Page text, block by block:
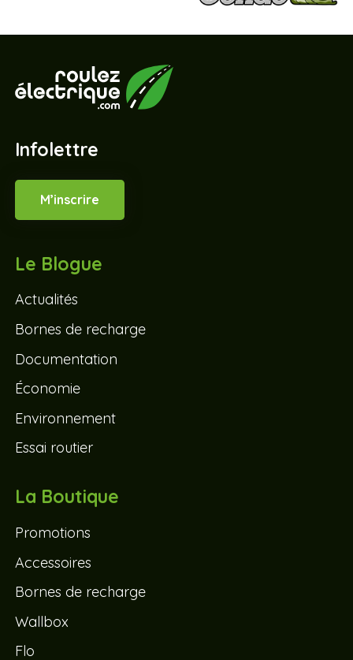
Infolettre
M’inscrire
Le Blogue
Actualités
Bornes de recharge
Documentation
Économie
Environnement
Essai routier
La Boutique
Promotions
Accessoires
Bornes de recharge
Wallbox
Flo